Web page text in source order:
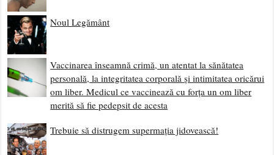
Noul Legământ
Vaccinarea înseamnă crimă, un atentat la sănătatea
personală, la integritatea corporală și intimitatea oricărui
om liber. Medicul ce vaccinează cu forța un om liber
merită să fie pedepsit de acesta
Trebuie să distrugem supermația jidovească!